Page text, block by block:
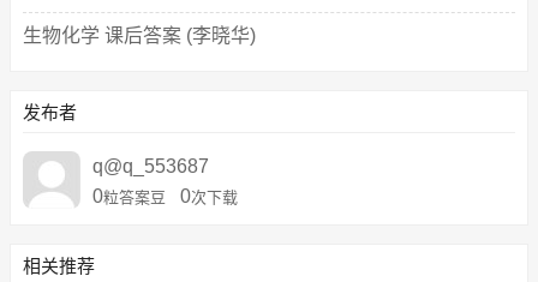
生物化学 课后答案 (李晓华)
发布者
q@q_553687
0粒答案豆 0次下载
相关推荐